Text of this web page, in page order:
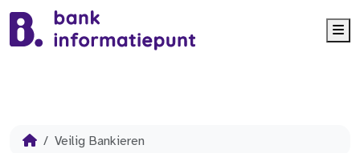
Veilig Bankieren